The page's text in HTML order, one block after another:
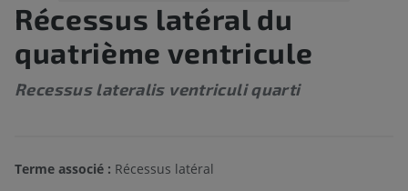
Récessus latéral du
quatrième ventricule
Recessus lateralis ventriculi quarti
Terme associé : Récessus latéral